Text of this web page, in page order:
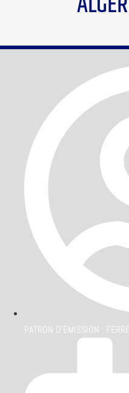
PATRON D'ÉMISSION :